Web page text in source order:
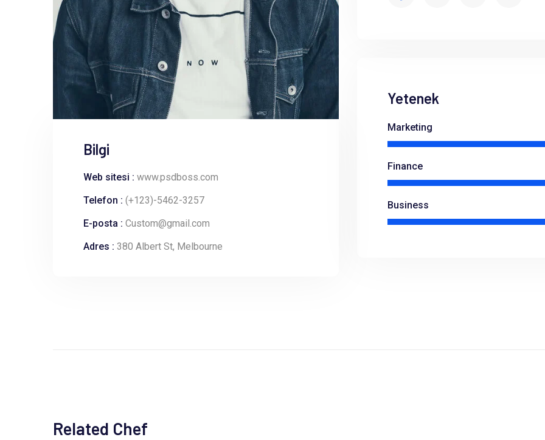
Bilgi
Web sitesi : www.psdboss.com
Telefon : (+123)-5462-3257
E-posta : Custom@gmail.com
Adres : 380 Albert St, Melbourne
Yetenek
Marketing
Finance
Business
Related Chef